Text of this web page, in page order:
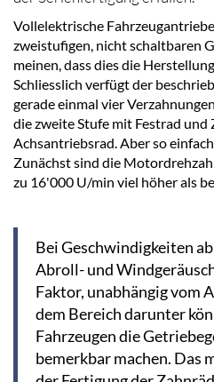
Vollelektrische
zweistufigen, nicht schaltbaren
meinen, dass dies die
Schliesslich verfügt der
gerade einmal vier
die zweite Stufe mit Festrad und
Achsantriebsrad. Aber so
Zunächst sind die
zu 16'000 U/min viel höher als
Bei Geschwindigkeiten
Abroll- und
Faktor, unabhängig vom
dem Bereich darunter
Fahrzeugen die
bemerkbar machen. Das